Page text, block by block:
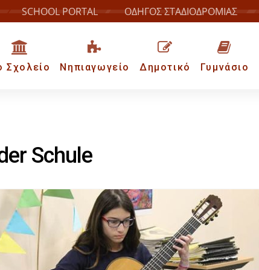
SCHOOL PORTAL ΟΔΗΓΟΣ ΣΤΑΔΙΟΔΡΟΜΙΑΣ
Σχολείο Νηπιαγωγείο Δημοτικό Γυμνάσιο
Schule